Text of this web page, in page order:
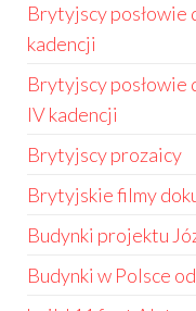
Brytyjscy posłowie
kadencji
Brytyjscy posłowie
IV kadencji
Brytyjscy prozaicy
Brytyjskie filmy
Budynki projektu
Budynki w Polsce